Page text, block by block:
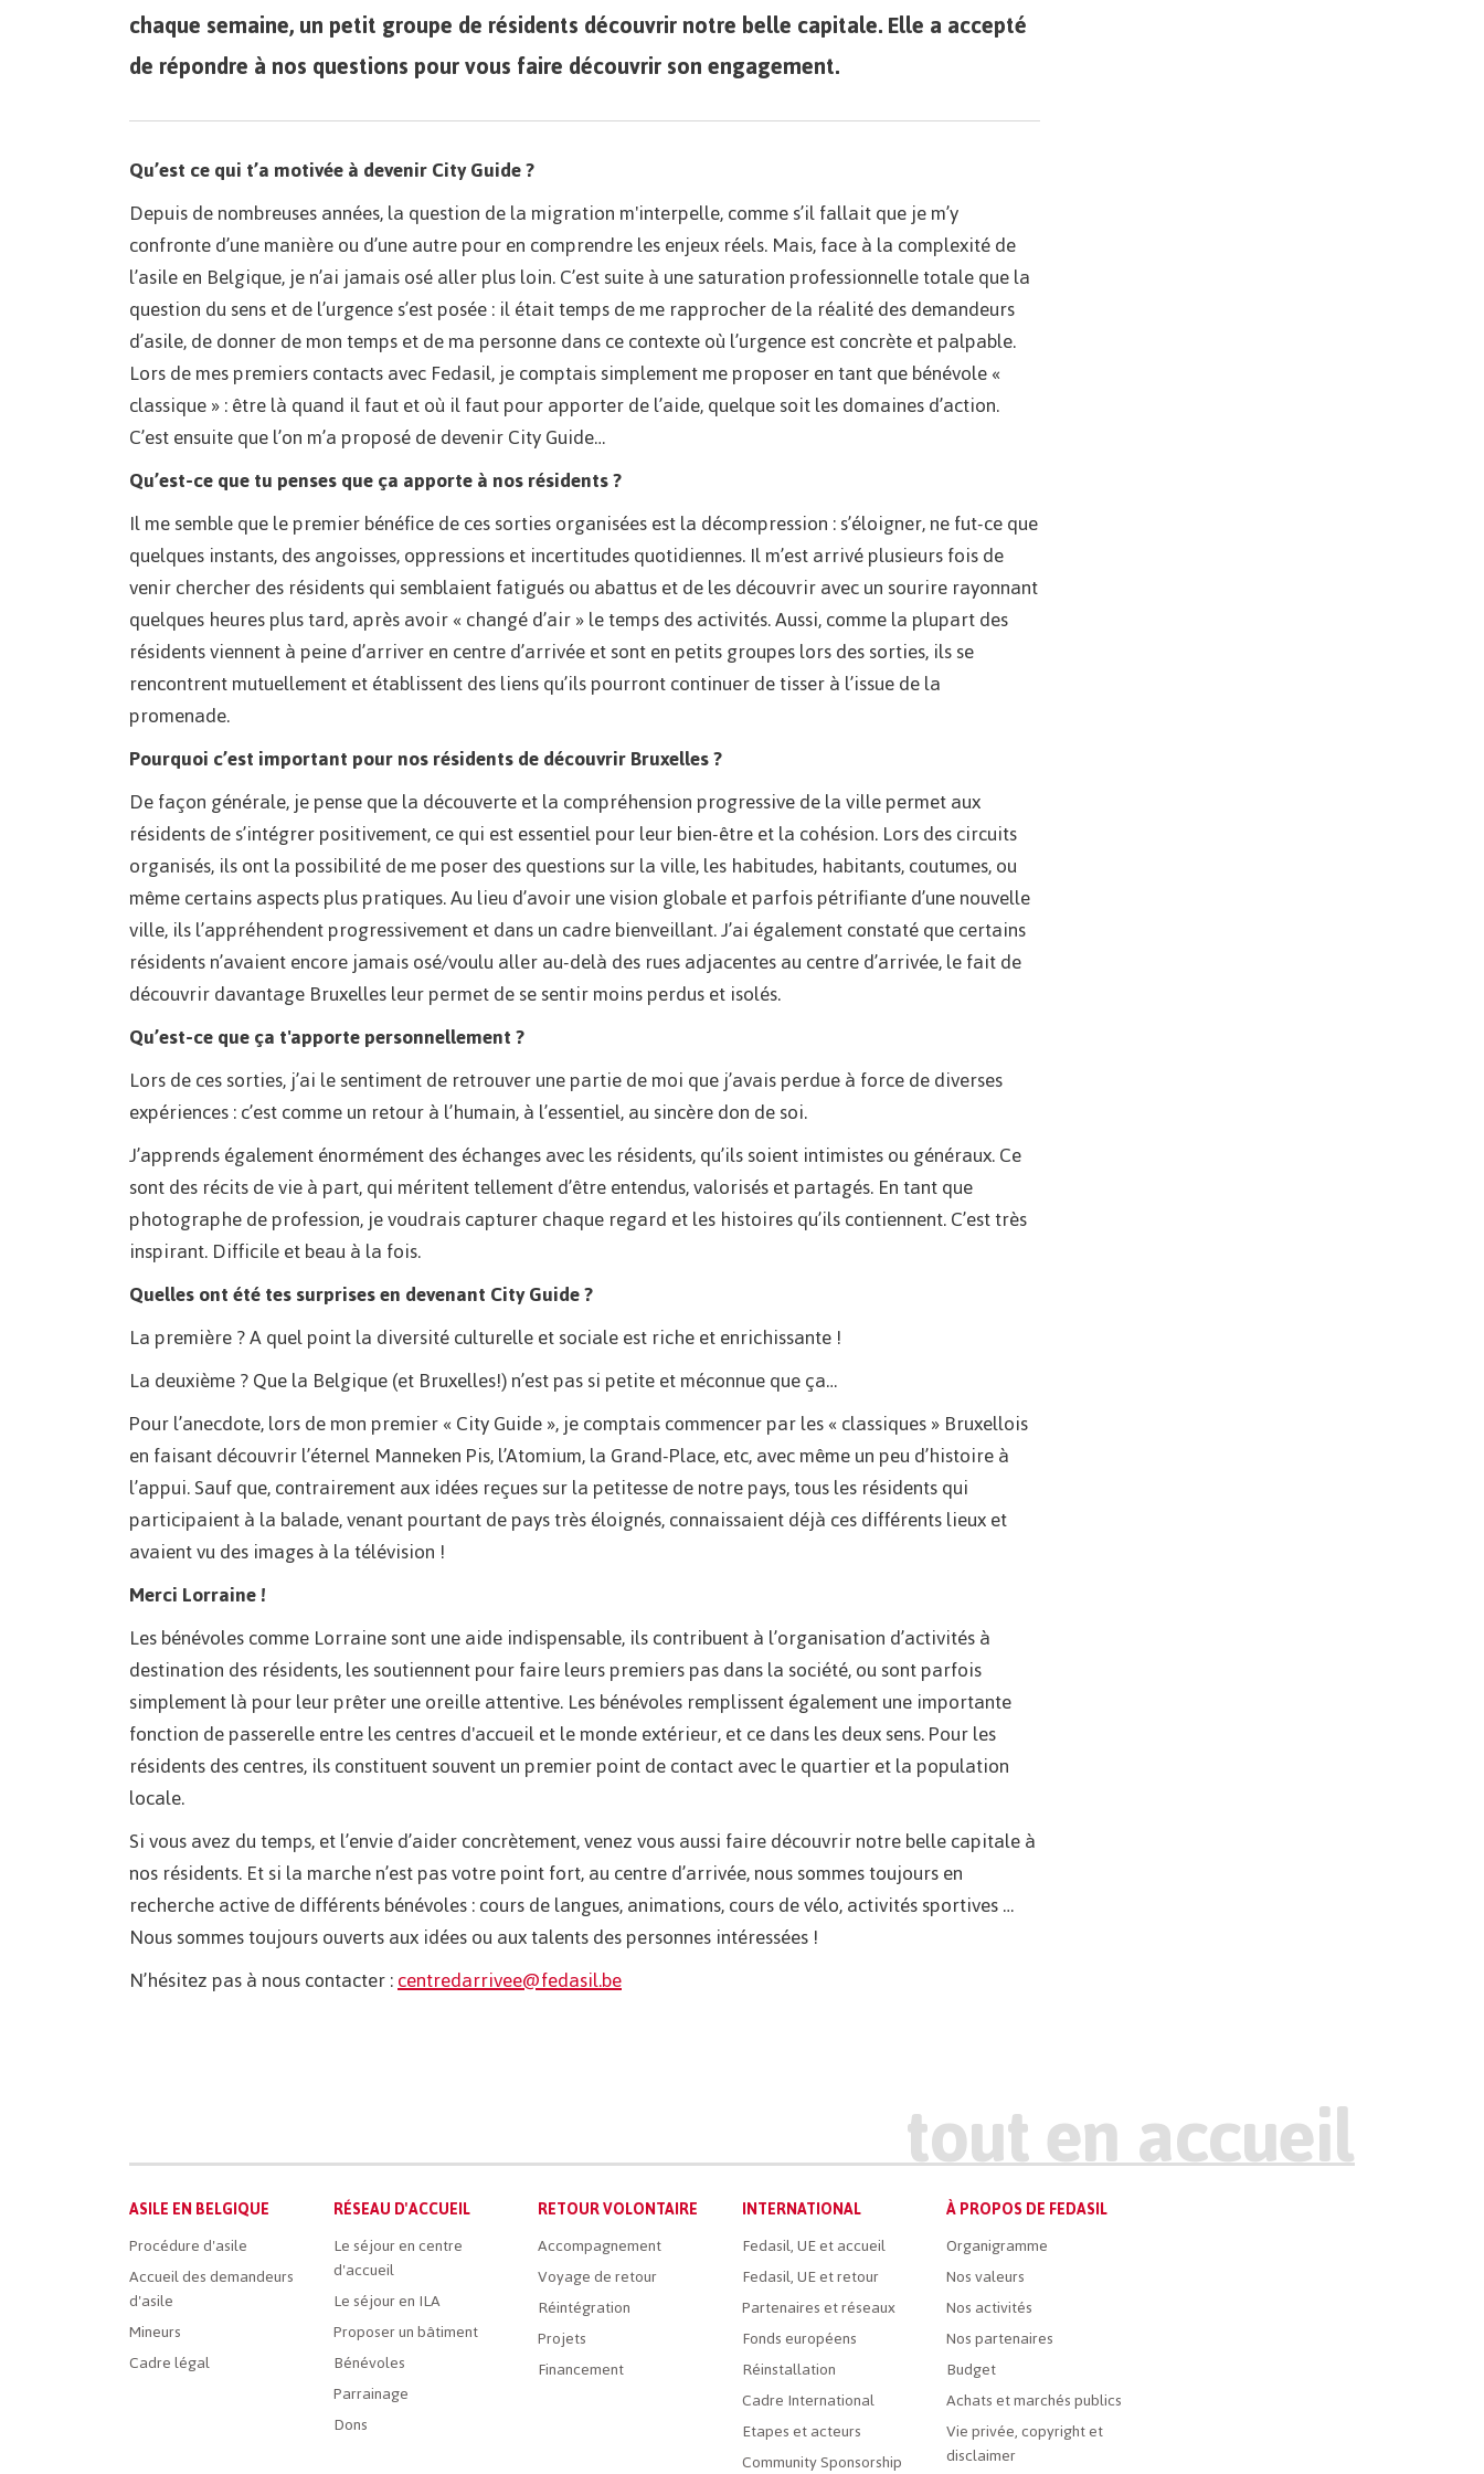
chaque semaine, un petit groupe de résidents découvrir notre belle capitale. Elle a accepté
de répondre à nos questions pour vous faire découvrir son engagement.
Qu’est ce qui t’a motivée à devenir City Guide ?
Depuis de nombreuses années, la question de la migration m'interpelle, comme s’il fallait que je m’y
confronte d’une manière ou d’une autre pour en comprendre les enjeux réels. Mais, face à la complexité de
l’asile en Belgique, je n’ai jamais osé aller plus loin. C’est suite à une saturation professionnelle totale que la
question du sens et de l’urgence s’est posée : il était temps de me rapprocher de la réalité des demandeurs
d’asile, de donner de mon temps et de ma personne dans ce contexte où l’urgence est concrète et palpable.
Lors de mes premiers contacts avec Fedasil, je comptais simplement me proposer en tant que bénévole «
classique » : être là quand il faut et où il faut pour apporter de l’aide, quelque soit les domaines d’action.
C’est ensuite que l’on m’a proposé de devenir City Guide…
Qu’est-ce que tu penses que ça apporte à nos résidents ?
Il me semble que le premier bénéfice de ces sorties organisées est la décompression : s’éloigner, ne fut-ce que
quelques instants, des angoisses, oppressions et incertitudes quotidiennes. Il m’est arrivé plusieurs fois de
venir chercher des résidents qui semblaient fatigués ou abattus et de les découvrir avec un sourire rayonnant
quelques heures plus tard, après avoir « changé d’air » le temps des activités. Aussi, comme la plupart des
résidents viennent à peine d’arriver en centre d’arrivée et sont en petits groupes lors des sorties, ils se
rencontrent mutuellement et établissent des liens qu’ils pourront continuer de tisser à l’issue de la
promenade.
Pourquoi c’est important pour nos résidents de découvrir Bruxelles ?
De façon générale, je pense que la découverte et la compréhension progressive de la ville permet aux
résidents de s’intégrer positivement, ce qui est essentiel pour leur bien-être et la cohésion. Lors des circuits
organisés, ils ont la possibilité de me poser des questions sur la ville, les habitudes, habitants, coutumes, ou
même certains aspects plus pratiques. Au lieu d’avoir une vision globale et parfois pétrifiante d’une nouvelle
ville, ils l’appréhendent progressivement et dans un cadre bienveillant. J’ai également constaté que certains
résidents n’avaient encore jamais osé/voulu aller au-delà des rues adjacentes au centre d’arrivée, le fait de
découvrir davantage Bruxelles leur permet de se sentir moins perdus et isolés.
Qu’est-ce que ça t'apporte personnellement ?
Lors de ces sorties, j’ai le sentiment de retrouver une partie de moi que j’avais perdue à force de diverses
expériences : c’est comme un retour à l’humain, à l’essentiel, au sincère don de soi.
J’apprends également énormément des échanges avec les résidents, qu’ils soient intimistes ou généraux. Ce
sont des récits de vie à part, qui méritent tellement d’être entendus, valorisés et partagés. En tant que
photographe de profession, je voudrais capturer chaque regard et les histoires qu’ils contiennent. C’est très
inspirant. Difficile et beau à la fois.
Quelles ont été tes surprises en devenant City Guide ?
La première ? A quel point la diversité culturelle et sociale est riche et enrichissante !
La deuxième ? Que la Belgique (et Bruxelles!) n’est pas si petite et méconnue que ça…
Pour l’anecdote, lors de mon premier « City Guide », je comptais commencer par les « classiques » Bruxellois
en faisant découvrir l’éternel Manneken Pis, l’Atomium, la Grand-Place, etc, avec même un peu d’histoire à
l’appui. Sauf que, contrairement aux idées reçues sur la petitesse de notre pays, tous les résidents qui
participaient à la balade, venant pourtant de pays très éloignés, connaissaient déjà ces différents lieux et
avaient vu des images à la télévision !
Merci Lorraine !
Les bénévoles comme Lorraine sont une aide indispensable, ils contribuent à l’organisation d’activités à
destination des résidents, les soutiennent pour faire leurs premiers pas dans la société, ou sont parfois
simplement là pour leur prêter une oreille attentive. Les bénévoles remplissent également une importante
fonction de passerelle entre les centres d'accueil et le monde extérieur, et ce dans les deux sens. Pour les
résidents des centres, ils constituent souvent un premier point de contact avec le quartier et la population
locale.
Si vous avez du temps, et l’envie d’aider concrètement, venez vous aussi faire découvrir notre belle capitale à
nos résidents. Et si la marche n’est pas votre point fort, au centre d’arrivée, nous sommes toujours en
recherche active de différents bénévoles : cours de langues, animations, cours de vélo, activités sportives …
Nous sommes toujours ouverts aux idées ou aux talents des personnes intéressées !
N’hésitez pas à nous contacter :centredarrivee@fedasil.be
Main
French
Menu
ASILE EN BELGIQUE
Procédure d'asile
Accueil des demandeurs
d'asile
Mineurs
Cadre légal
RÉSEAU D'ACCUEIL
Le séjour en centre
d'accueil
Le séjour en ILA
Proposer un bâtiment
Bénévoles
Parrainage
Dons
RETOUR VOLONTAIRE
Accompagnement
Voyage de retour
Réintégration
Projets
Financement
INTERNATIONAL
Fedasil, UE et accueil
Fedasil, UE et retour
Partenaires et réseaux
Fonds européens
Réinstallation
Cadre International
Etapes et acteurs
Community Sponsorship
À PROPOS DE FEDASIL
Organigramme
Nos valeurs
Nos activités
Nos partenaires
Budget
Achats et marchés publics
Vie privée, copyright et
disclaimer